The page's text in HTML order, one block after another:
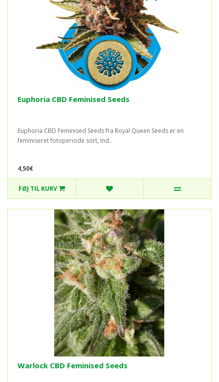
Euphoria CBD Feminised Seeds
Euphoria CBD Feminised Seeds fra Royal Queen Seeds er en
feminiseret fotoperiode sort, Ind..
4,50€
FØJ TIL KURV
Warlock CBD Feminised Seeds